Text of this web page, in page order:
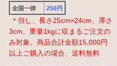
全国一律 250円
＊但し、長さ25cm×24cm、厚さ
3cm、重量1kgに収まるご注文の
み対象。商品合計金額15,000円
以上ご購入の場合、送料無料